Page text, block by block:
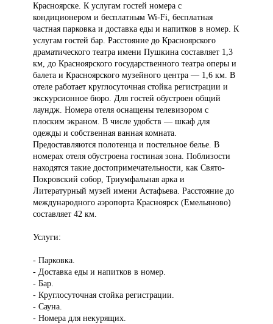
Красноярске. К услугам гостей номера с
кондиционером и бесплатным Wi-Fi, бесплатная
частная парковка и доставка еды и напитков в номер. К
услугам гостей бар. Расстояние до Красноярского
драматического театра имени Пушкина составляет 1,3
км, до Красноярского государственного театра оперы и
балета и Красноярского музейного центра — 1,6 км. В
отеле работает круглосуточная стойка регистрации и
экскурсионное бюро. Для гостей обустроен общий
лаундж. Номера отеля оснащены телевизором с
плоским экраном. В числе удобств — шкаф для
одежды и собственная ванная комната.
Предоставляются полотенца и постельное белье. В
номерах отеля обустроена гостиная зона. Поблизости
находятся такие достопримечательности, как Свято-
Покровский собор, Триумфальная арка и
Литературный музей имени Астафьева. Расстояние до
международного аэропорта Красноярск (Емельяново)
составляет 42 км.
Услуги:
- Парковка.
- Доставка еды и напитков в номер.
- Бар.
- Круглосуточная стойка регистрации.
- Сауна.
- Номера для некурящих.